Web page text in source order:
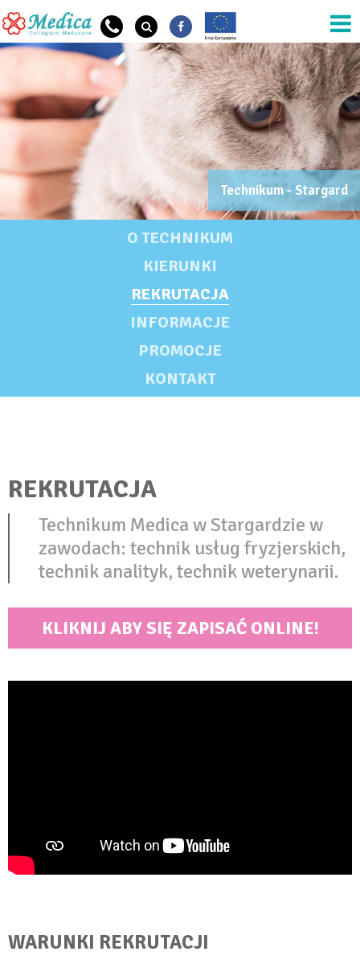
Przejdź do treści
OG SZKOŁA OPIS
OG Szkoła Nazwa
Technikum - Stargard
O TECHNIKUM
KIERUNKI
REKRUTACJA
INFORMACJE
PROMOCJE
KONTAKT
REKRUTACJA
Technikum Medica w Stargardzie w
zawodach: technik usług fryzjerskich,
technik analityk, technik weterynarii.
KLIKNIJ ABY SIĘ ZAPISAĆ ONLINE!
WARUNKI REKRUTACJI